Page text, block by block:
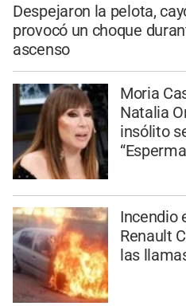
Despejaron la pelota,
provocó un choque
ascenso
Moria
Natalia
insólito
Incendio
Renault
las